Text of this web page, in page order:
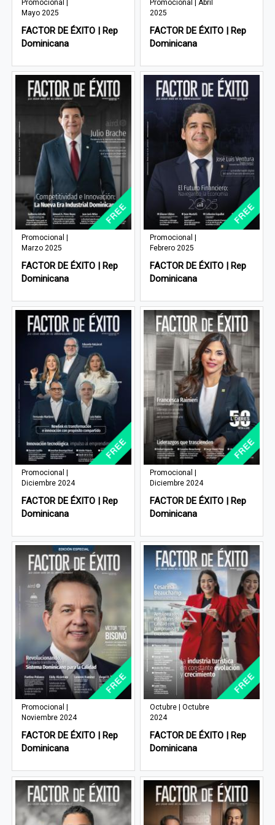
Promocional |
Mayo 2025
FACTOR DE ÉXITO | Rep
Dominicana
Promocional | Abril
2025
FACTOR DE ÉXITO | Rep
Dominicana
Promocional |
Marzo 2025
FACTOR DE ÉXITO | Rep
Dominicana
Promocional |
Febrero 2025
FACTOR DE ÉXITO | Rep
Dominicana
Promocional |
Diciembre 2024
FACTOR DE ÉXITO | Rep
Dominicana
Promocional |
Diciembre 2024
FACTOR DE ÉXITO | Rep
Dominicana
Promocional |
Noviembre 2024
FACTOR DE ÉXITO | Rep
Dominicana
Octubre | Octubre
2024
FACTOR DE ÉXITO | Rep
Dominicana